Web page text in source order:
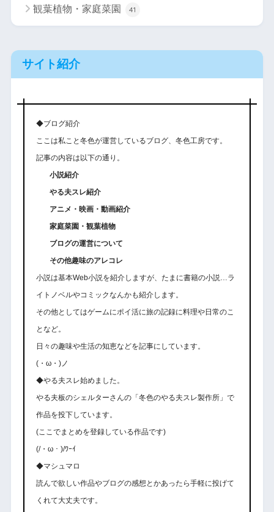
観葉植物・家庭菜園 41
サイト紹介
◆ブログ紹介
ここは私こと冬色が運営しているブログ、冬色工房です。
記事の内容は以下の通り。
小説紹介
やる夫スレ紹介
アニメ・映画・動画紹介
家庭菜園・観葉植物
ブログの運営について
その他趣味のアレコレ
小説は基本Web小説を紹介しますが、たまに書籍の小説…ラ
イトノベルやコミックなんかも紹介します。
その他としてはゲームにポイ活に旅の記録に料理や日常のこ
となど。
日々の趣味や生活の知恵などを記事にしています。
(・ω・)ノ
◆やる夫スレ始めました。
やる夫板のシェルターさんの「冬色のやる夫スレ製作所」で
作品を投下しています。
(ここでまとめを登録している作品です)
(/・ω・)/ﾜｰｲ
◆マシュマロ
読んで欲しい作品やブログの感想とかあったら手軽に投げて
くれて大丈夫です。